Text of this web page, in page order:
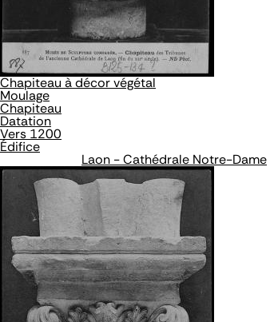
Chapiteau à décor végétal
Moulage
Chapiteau
Datation
Vers 1200
Édifice
Laon - Cathédrale Notre-Dame